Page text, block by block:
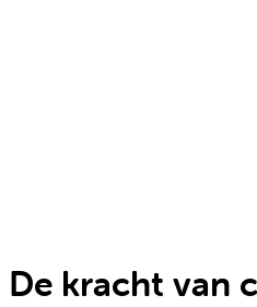
De kracht van